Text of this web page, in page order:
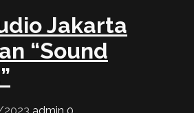
Jakarta
“Sound
admin 0